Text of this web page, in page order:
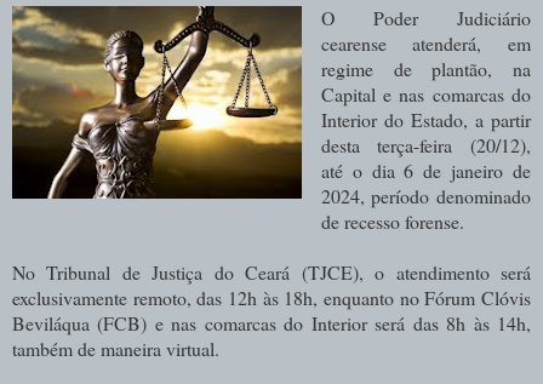
O Poder Judiciário
cearense atenderá, em
regime de plantão, na
Capital e nas comarcas do
Interior do Estado, a partir
desta terça-feira (20/12),
até o dia 6 de janeiro de
2024, período denominado
de recesso forense.
No Tribunal de Justiça do Ceará (TJCE), o atendimento será
exclusivamente remoto, das 12h às 18h, enquanto no Fórum Clóvis
Beviláqua (FCB) e nas comarcas do Interior será das 8h às 14h,
também de maneira virtual.